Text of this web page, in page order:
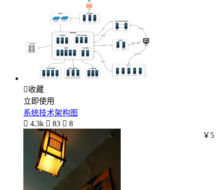
收藏
立即使用
系统技术架构图
 4.3k  83  8
￥5